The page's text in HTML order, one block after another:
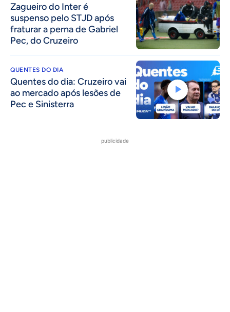
Zagueiro do Inter é
suspenso pelo STJD após
fraturar a perna de Gabriel
Pec, do Cruzeiro
QUENTES DO DIA
Quentes do dia: Cruzeiro vai
ao mercado após lesões de
Pec e Sinisterra
publicidade